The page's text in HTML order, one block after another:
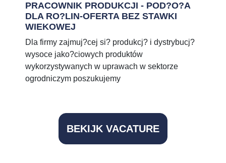
PRACOWNIK PRODUKCJI - POD?O?A
DLA RO?LIN-OFERTA BEZ STAWKI
WIEKOWEJ
Dla firmy zajmuj?cej si? produkcj? i dystrybucj?
wysoce jako?ciowych produktów
wykorzystywanych w uprawach w sektorze
ogrodniczym poszukujemy
BEKIJK VACATURE